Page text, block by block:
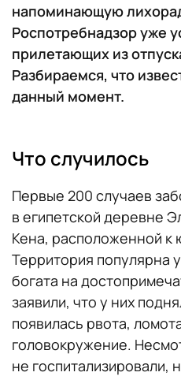
напоминающую
Роспотребнадзор уже
прилетающих из
Разбираемся, что
данный момент.
Что случилось
Первые 200 случаев
в египетской деревне
Кена, расположенной к
Территория популярна
богата на
заявили, что у них
появилась рвота,
головокружение.
не госпитализировали,